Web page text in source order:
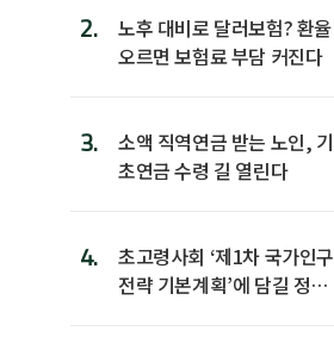
2.
노후 대비로 달러보험? 환율
오르면 보험료 부담 커진다
3.
소액 직역연금 받는 노인, 기
초연금 수령 길 열린다
4.
초고령사회 ‘제1차 국가인구
전략 기본계획’에 담길 정책